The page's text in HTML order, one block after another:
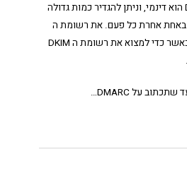
ה SPF של הארגון, DKIM הוא דינמי, וניתן להגדיר כמות גדולה
אחרת כל פעם. את רשומת ה
spf ניתן למצוא בקלות כאשר כדי למצוא את רשומת ה DKIM